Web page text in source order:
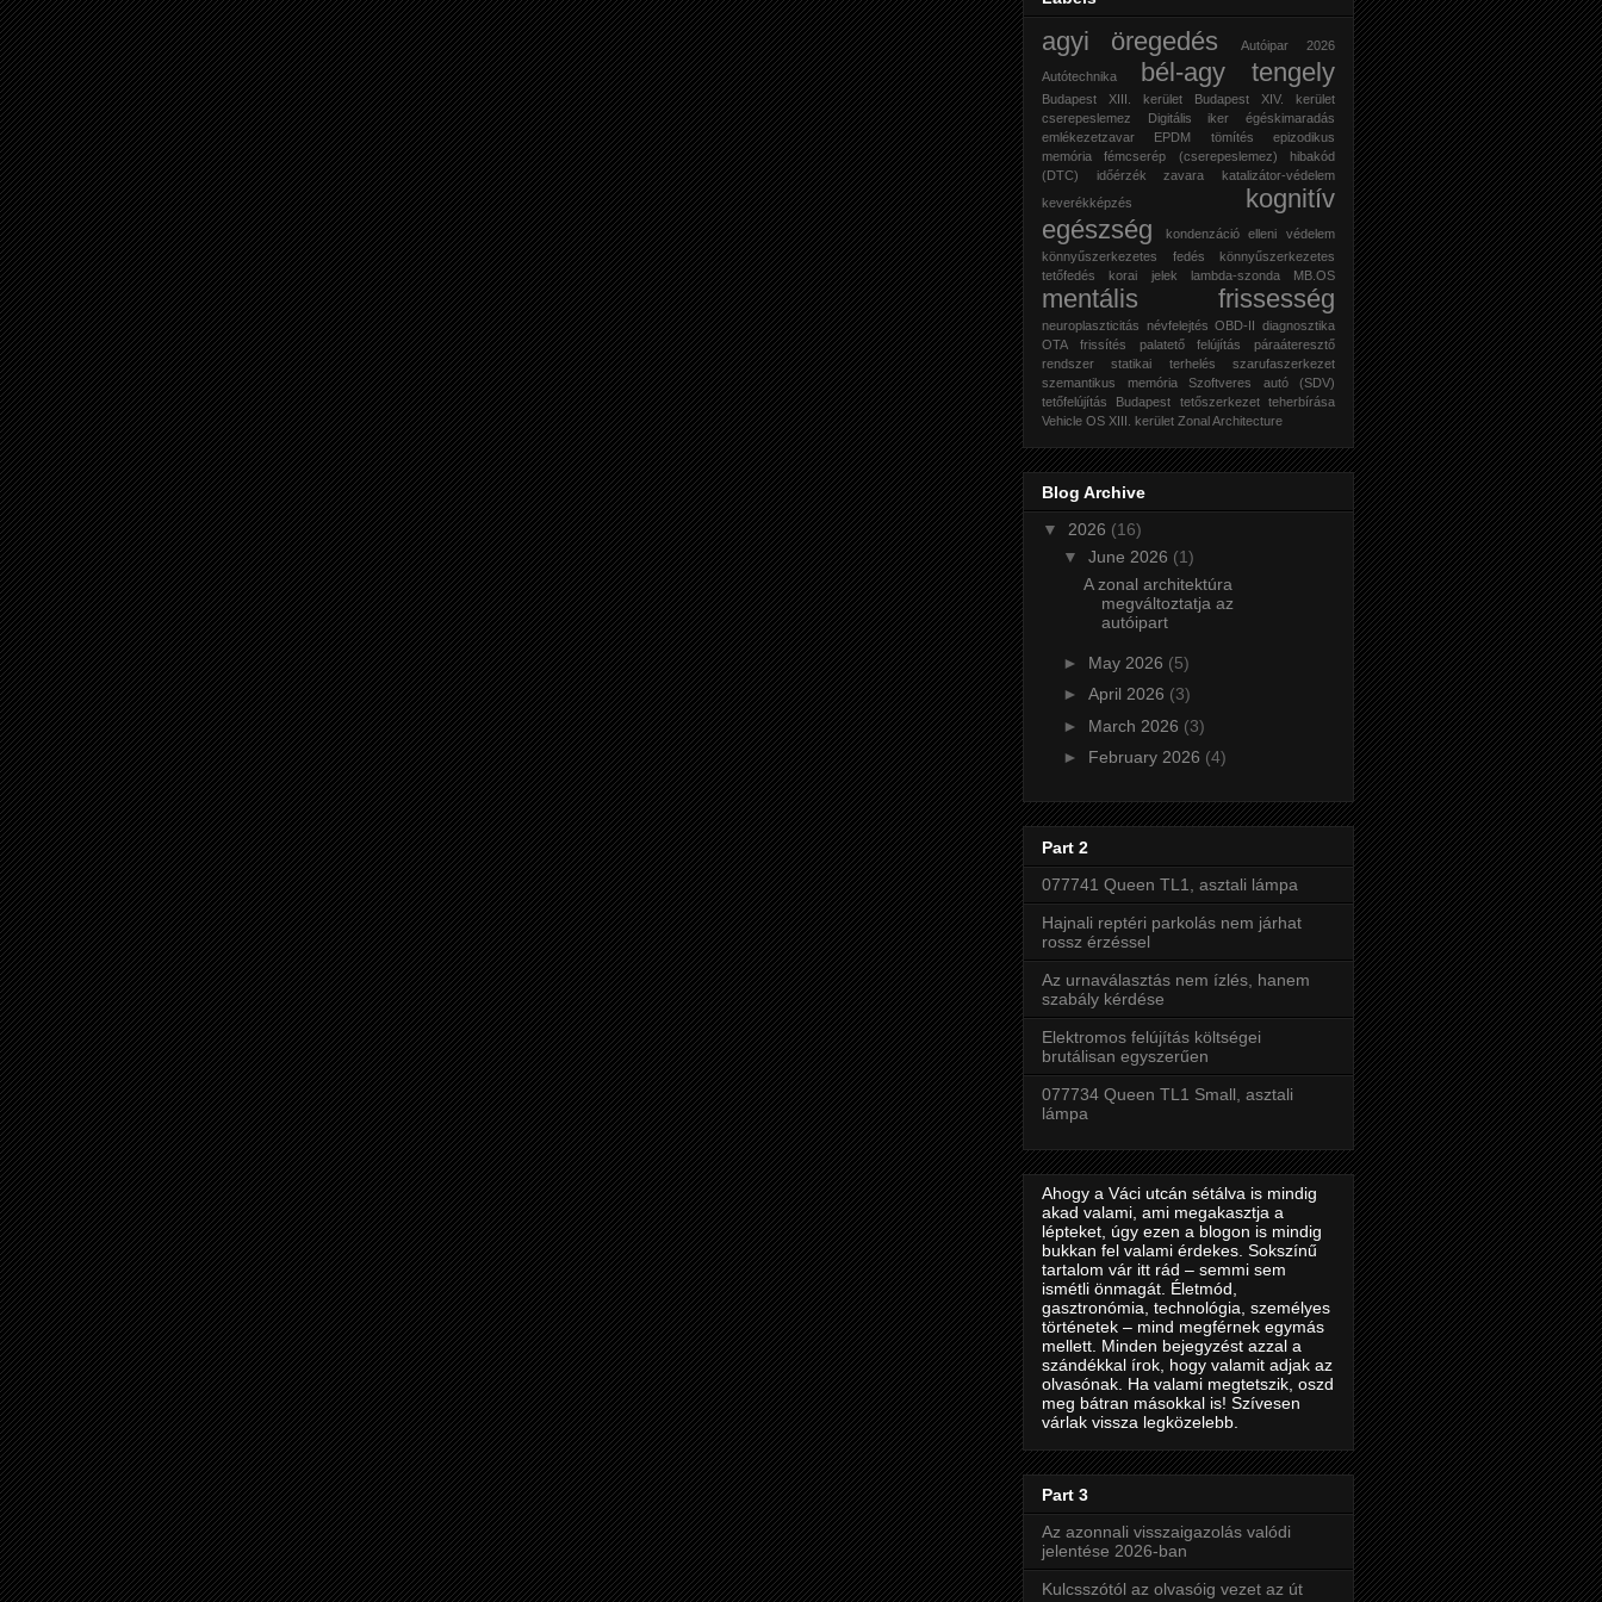
agyi öregedés Autóipar 2026
Autótechnika bél-agy tengely
Budapest XIII. kerület
Budapest XIV. kerület
cserepeslemez
Digitális iker
égéskimaradás
emlékezetzavar
EPDM tömítés
epizodikus
memória
fémcserép (cserepeslemez)
hibakód
(DTC)
időérzék zavara
katalizátor-védelem
keverékképzés
kognitív
egészség
kondenzáció elleni védelem
könnyűszerkezetes fedés
könnyűszerkezetes
tetőfedés
korai jelek lambda-szonda MB.OS
mentális frissesség
neuroplaszticitás névfelejtés OBD-II diagnosztika
OTA frissítés
palatető felújítás
páraáteresztő
rendszer
statikai terhelés
szarufaszerkezet
szemantikus memória
Szoftveres autó (SDV)
tetőfelújítás Budapest
tetőszerkezet teherbírása
Vehicle OS XIII. kerület Zonal Architecture
Blog Archive
▼ 2026 (16)
▼ June 2026 (1)
A zonal architektúra
megváltoztatja az
autóipart
► May 2026 (5)
► April 2026 (3)
► March 2026 (3)
► February 2026 (4)
Part 2
077741 Queen TL1, asztali lámpa
Hajnali reptéri parkolás nem járhat
rossz érzéssel
Az urnaválasztás nem ízlés, hanem
szabály kérdése
Elektromos felújítás költségei
brutálisan egyszerűen
077734 Queen TL1 Small, asztali
lámpa
Ahogy a Váci utcán sétálva is mindig
akad valami, ami megakasztja a
lépteket, úgy ezen a blogon is mindig
bukkan fel valami érdekes. Sokszínű
tartalom vár itt rád – semmi sem
ismétli önmagát. Életmód,
gasztronómia, technológia, személyes
történetek – mind megférnek egymás
mellett. Minden bejegyzést azzal a
szándékkal írok, hogy valamit adjak az
olvasónak. Ha valami megtetszik, oszd
meg bátran másokkal is! Szívesen
várlak vissza legközelebb.
Part 3
Az azonnali visszaigazolás valódi
jelentése 2026-ban
Kulcsszótól az olvasóig vezet az út